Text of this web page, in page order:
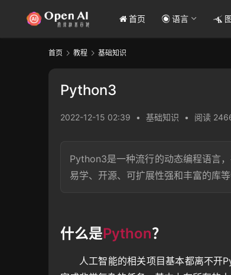
首页 语言
首页 教程 基础知识
Python3
2022-12-15 02:39 • 基础知识 • 阅读
Python3是一种流行的动态编程语言
易学、开源、可扩展性强和丰富的库
什么是Python？
人工智能的相关项目基本都离不开